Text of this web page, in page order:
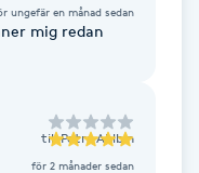
ungefär en månad sedan
mig redan
till Petra Ahlbin
för 2 månader sedan